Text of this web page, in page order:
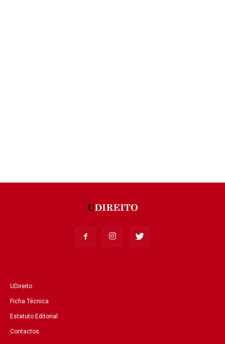
UDireito
Ficha Técnica
Estatuto Editorial
Contactos